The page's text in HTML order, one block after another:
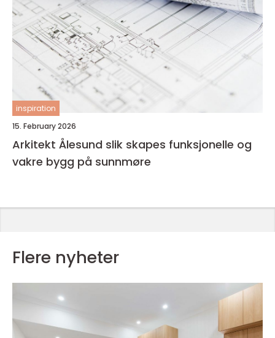
inspiration
15. February 2026
Arkitekt Ålesund slik skapes funksjonelle og
vakre bygg på sunnmøre
Flere nyheter